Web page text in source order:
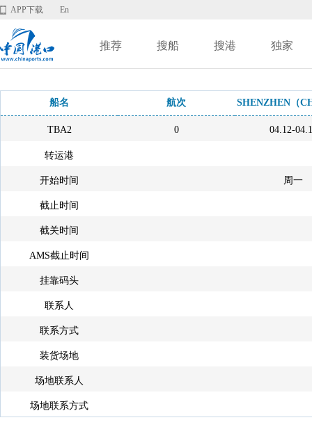
APP下载 En
推荐 搜船 搜港 独家
船名 航次 SHENZHEN（
TBA2 0 04.12-
转运港
开始时间 周一
截止时间
截关时间
AMS截止时间
挂靠码头
联系人
联系方式
装货场地
场地联系人
场地联系方式